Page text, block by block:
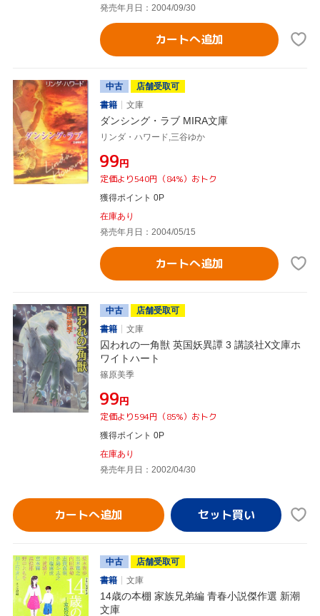
発売年月日：2004/09/30
カートへ追加
中古
店舗受取可
書籍
文庫
ダンシング・ラブ MIRA文庫
リンダ・ハワード,三谷ゆか
¥99円
定価より540円（84%）おトク
獲得ポイント 0P
在庫あり
発売年月日：2004/05/15
カートへ追加
中古
店舗受取可
書籍
文庫
囚われの一角獣 英国妖異譚 3 講談社X文庫ホ
ワイトハート
篠原美季
¥99円
定価より594円（85%）おトク
獲得ポイント 0P
在庫あり
発売年月日：2002/04/30
カートへ追加
中古
店舗受取可
書籍
文庫
14歳の本棚 家族兄弟編 青春小説傑作選 新潮
文庫